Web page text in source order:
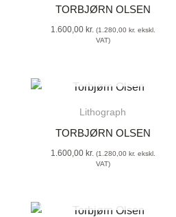
TORBJØRN OLSEN
1.600,00 kr. (1.280,00 kr. ekskl.
VAT)
Lithograph
TORBJØRN OLSEN
1.600,00 kr. (1.280,00 kr. ekskl.
VAT)